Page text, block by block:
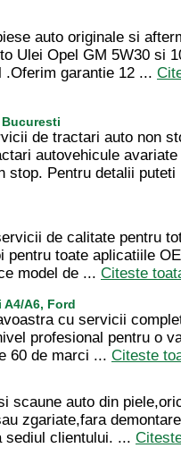
auto originale si
Ulei Opel GM 5W30 si
garantie 12 ...
de tractari auto non
autovehicule
stop. Pentru detalii
de calitate pentru
pentru toate aplicatiile
model de ... Citeste
A6, Ford
cu servicii
profesional pentru o
60 de marci ... Citeste
scaune auto din
zgariate,fara
sediul clientului. ...